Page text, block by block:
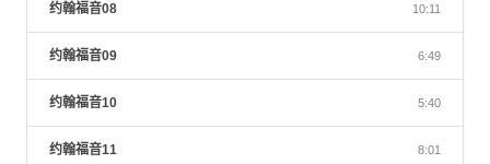
约翰福音08 10:11
约翰福音09 6:49
约翰福音10 5:40
约翰福音11 8:01